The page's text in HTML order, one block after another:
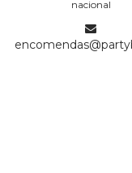
nacional